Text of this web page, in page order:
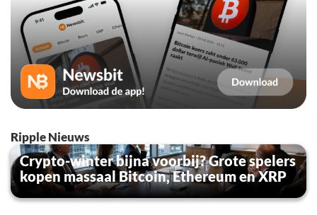
Ripple Nieuws
Crypto-winter bijna voorbij? Grote spelers
kopen massaal Bitcoin, Ethereum en XRP